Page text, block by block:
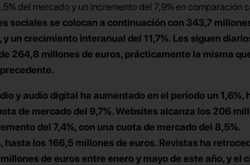
del mercado y un incremento del 7,9% en comparación
sociales se colocan a continuación con 343,7
un crecimiento interanual del 11,7%. Les siguen d
264,8 millones de euros, prácticamente la misma
y audio digital ha aumentado en el periodo un 1,6%,
de mercado del 9,7%. Websites alcanza los 206
del 7,4%, con una cuota de mercado del 8,5%.
hasta los 166,5 millones de euros. Revistas ha
de euros entre enero y mayo de este año, y el